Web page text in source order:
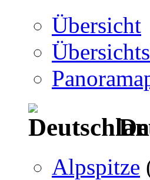
Übersicht
Alpspitze